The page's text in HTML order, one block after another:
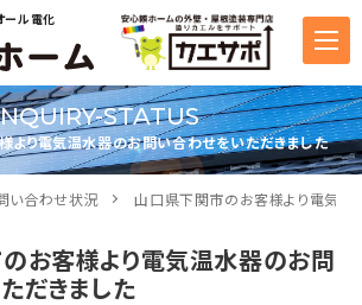
ール電化
STATUS
より電気温水器のお問い合わせをいただきました
い合わせ状況 山口県下関市のお客様より電気温
お客様より電気温水器のお問
だきました